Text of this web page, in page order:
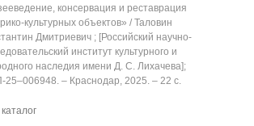
консервация и реставрация
культурных объектов» / Таловин
Дмитриевич ; [Российский научно-
институт культурного и
наследия имени Д. С. Лихачева];
25‒006948. ‒ Краснодар, 2025. ‒ 22 с.